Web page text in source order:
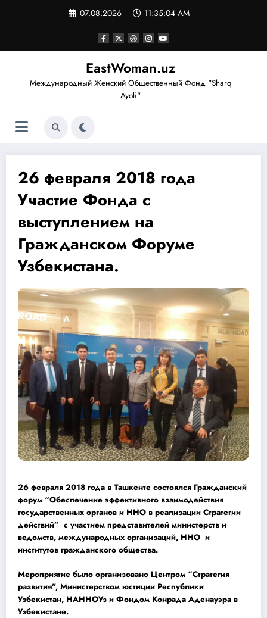
07.08.2026 11:35:04 AM
EastWoman.uz
Международный Женский Общественный Фонд "Sharq
Ayoli"
26 февраля 2018 года
Участие Фонда с
выступлением на
Гражданском Форуме
Узбекистана.
26 февраля 2018 года в Ташкенте состоялся Гражданский
форум “Обеспечение эффективного взаимодействия
государственных органов и ННО в реализации Стратегии
действий” с участием представителей министерств и
ведомств, международных организаций, ННО и
институтов гражданского общества.
Мероприятие было организовано Центром “Стратегия
развития”, Министерством юстиции Республики
Узбекистан, НАННОУз и Фондом Конрада Аденауэра в
Узбекистане.